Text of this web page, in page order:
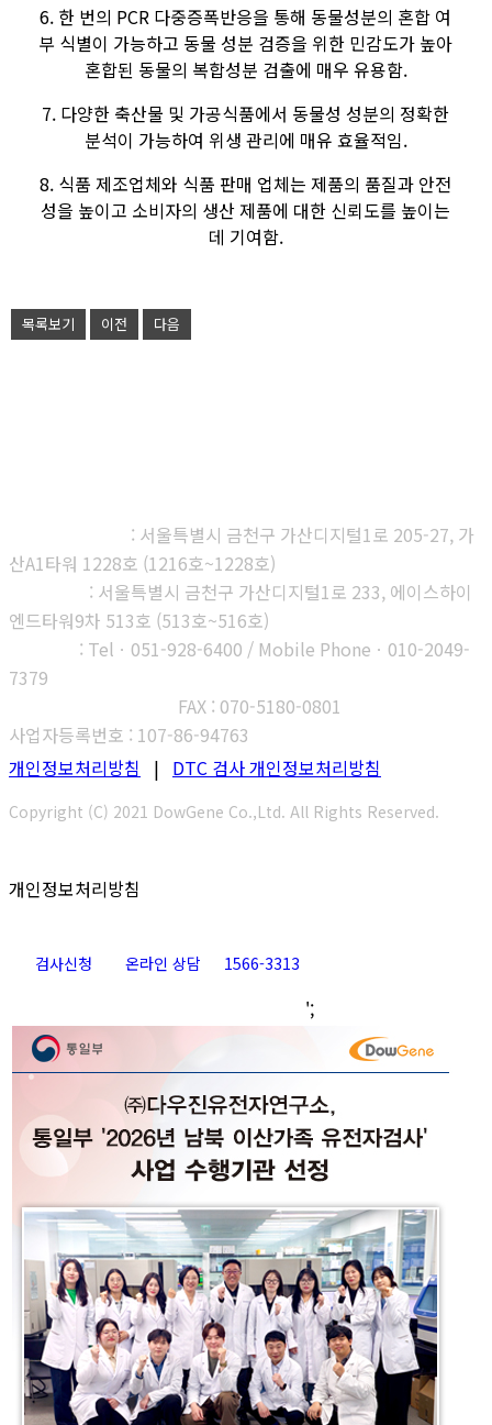
6. 한 번의 PCR 다중증폭반응을 통해 동물성분의 혼합 여
부 식별이 가능하고 동물 성분 검증을 위한 민감도가 높아
혼합된 동물의 복합성분 검출에 매우 유용함.
7. 다양한 축산물 및 가공식품에서 동물성 성분의 정확한
분석이 가능하여 위생 관리에 매유 효율적임.
8. 식품 제조업체와 식품 판매 업체는 제품의 품질과 안전
성을 높이고 소비자의 생산 제품에 대한 신뢰도를 높이는
데 기여함.
목록보기 이전 다음
: 서울특별시 금천구 가산디지털1로 205-27, 가
산A1타워 1228호 (1216호~1228호)
: 서울특별시 금천구 가산디지털1로 233, 에이스하이
엔드타워9차 513호 (513호~516호)
: Telㆍ051-928-6400 / Mobile Phoneㆍ010-2049-
7379
FAX : 070-5180-0801
사업자등록번호 : 107-86-94763
개인정보처리방침 | DTC 검사 개인정보처리방침
Copyright (C) 2021 DowGene Co.,Ltd. All Rights Reserved.
개인정보처리방침
검사신청 온라인 상담 1566-3313
Go
';